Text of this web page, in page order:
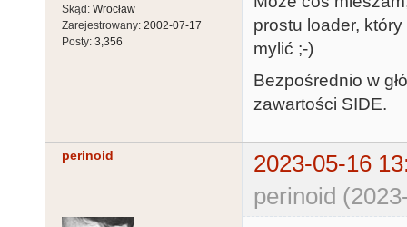
Skąd: Wrocław
Zarejestrowany: 2002-07-17
Posty: 3,356
prostu loader,
mylić ;-)
Bezpośrednio w
zawartości SIDE.
perinoid
2023-05-16
perinoid